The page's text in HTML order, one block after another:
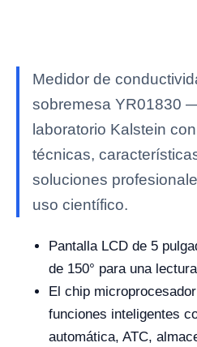
Medidor de
sobremesa YR01830
laboratorio Kalstein
técnicas,
soluciones
uso científico.
Pantalla LCD de 5
de 150° para una
El chip
funciones inteligentes
automática, ATC,